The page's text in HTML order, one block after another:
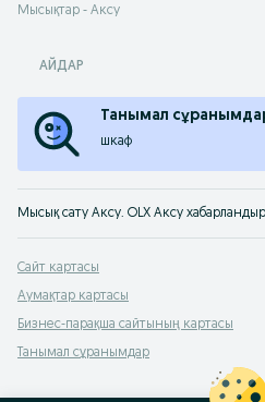
Мысықтар - Аксу
АЙДАР
Танымал
шкаф
Сайт картасы
Аумақтар картасы
Бизнес-парақша сайтының картасы
Танымал сұранымдар